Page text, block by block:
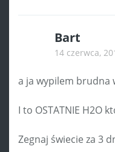
Bart
14 czerwca,
a ja wypilem brudna
I to OSTATNIE H2O
Zegnaj świecie za 3